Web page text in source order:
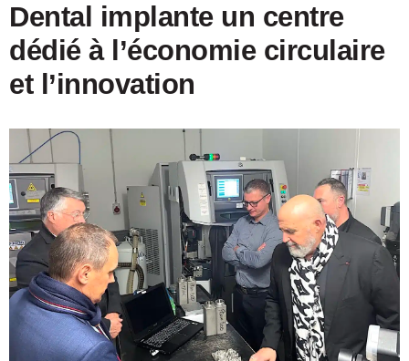
Dental implante un centre
dédié à l’économie circulaire
et l’innovation